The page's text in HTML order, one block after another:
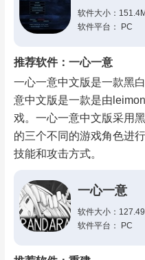
软件大小：
软件平台： PC
推荐软件：一心一意
一心一意中文版是一款黑
意中文版是一款是由
戏。一心一意中文版采用
的三个不同的游戏角色进
技能和攻击方式。
一心一意
软件大小：
软件平台： PC